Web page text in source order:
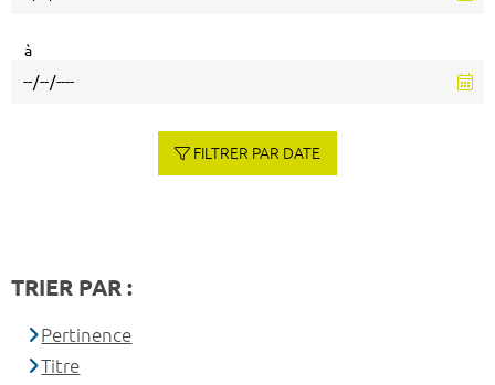
à
FILTRER PAR DATE
TRIER PAR :
Pertinence
Titre